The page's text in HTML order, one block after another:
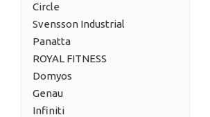
Circle
Svensson Industrial
Panatta
ROYAL FITNESS
Domyos
Genau
Infiniti